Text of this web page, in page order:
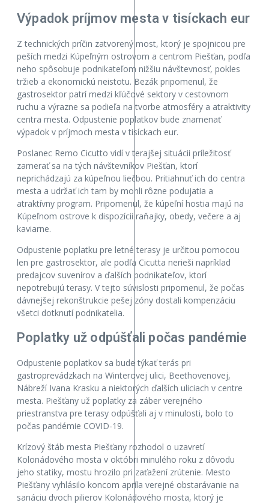
Výpadok príjmov mesta v tisíckach eur
Z technických príčin zatvorený most, ktorý je spojnicou pre
peších medzi Kúpeľným ostrovom a centrom Piešťan, podľa
neho spôsobuje podnikateľom nižšiu návštevnosť, pokles
tržieb a ekonomickú neistotu. Bezák pripomenul, že
gastrosektor patrí medzi kľúčové sektory v cestovnom
ruchu a výrazne sa podieľa na tvorbe atmosféry a atraktivity
centra mesta. Odpustenie poplatkov bude znamenať
výpadok v príjmoch mesta v tisíckach eur.
Poslanec Remo Cicutto vidí v terajšej situácii príležitosť
zamerať sa na tých návštevníkov Piešťan, ktorí
neprichádzajú za kúpeľnou liečbou. Pritiahnuť ich do centra
mesta a udržať ich tam by mohli rôzne podujatia a
atraktívny program. Pripomenul, že kúpeľní hostia majú na
Kúpeľnom ostrove k dispozícii raňajky, obedy, večere a aj
kaviarne.
Odpustenie poplatku pre letné terasy je určitou pomocou
len pre gastrosektor, ale podľa Cicutta nerieši napríklad
predajcov suvenírov a ďalších podnikateľov, ktorí
nepotrebujú terasy. V tejto súvislosti pripomenul, že počas
dávnejšej rekonštrukcie pešej zóny dostali kompenzáciu
všetci dotknutí podnikatelia.
Poplatky už odpúšťali počas pandémie
Odpustenie poplatkov sa bude týkať terás pri
gastroprevádzkach na Winterovej ulici, Beethovenovej,
Nábreží Ivana Krasku a niektorých ďalších uliciach v centre
mesta. Piešťany už poplatky za záber verejného
priestranstva pre terasy odpúšťali aj v minulosti, bolo to
počas pandémie COVID-19.
Krízový štáb mesta Piešťany rozhodol o uzavretí
Kolonádového mosta v októbri minulého roku z dôvodu
jeho statiky, mostu hrozilo pri zaťažení zrútenie. Mesto
Piešťany vyhlásilo koncom apríla verejné obstarávanie na
sanáciu dvoch pilierov Kolonádového mosta, ktorý je